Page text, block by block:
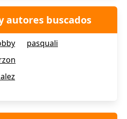
autores buscados
pasquali